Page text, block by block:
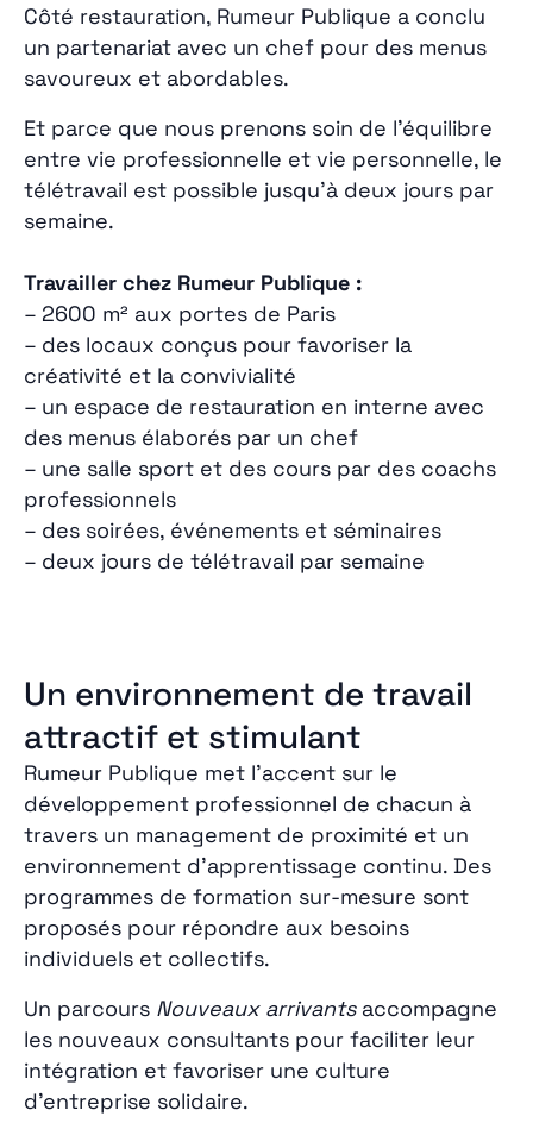
Côté restauration, Rumeur Publique a conclu
un partenariat avec un chef pour des menus
savoureux et abordables.
Et parce que nous prenons soin de l’équilibre
entre vie professionnelle et vie personnelle, le
télétravail est possible jusqu’à deux jours par
semaine.
Travailler chez Rumeur Publique :
– 2600 m² aux portes de Paris
– des locaux conçus pour favoriser la
créativité et la convivialité
– un espace de restauration en interne avec
des menus élaborés par un chef
– une salle sport et des cours par des coachs
professionnels
– des soirées, événements et séminaires
– deux jours de télétravail par semaine
Un environnement de travail
attractif et stimulant
Rumeur Publique met l’accent sur le
développement professionnel de chacun à
travers un management de proximité et un
environnement d’apprentissage continu. Des
programmes de formation sur-mesure sont
proposés pour répondre aux besoins
individuels et collectifs.
Un parcours Nouveaux arrivants accompagne
les nouveaux consultants pour faciliter leur
intégration et favoriser une culture
d’entreprise solidaire.